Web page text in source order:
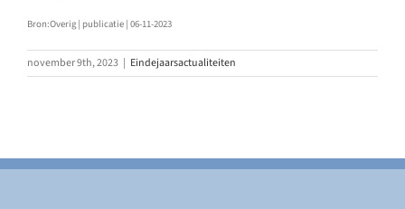
Bron:Overig | publicatie | 06-11-2023
november 9th, 2023 | Eindejaarsactualiteiten